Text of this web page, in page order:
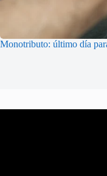
Monotributo: último día